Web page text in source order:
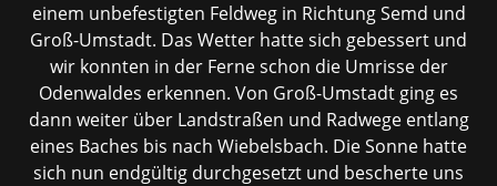
einem unbefestigten Feldweg in Richtung Semd und
Groß-Umstadt. Das Wetter hatte sich gebessert und
wir konnten in der Ferne schon die Umrisse der
Odenwaldes erkennen. Von Groß-Umstadt ging es
dann weiter über Landstraßen und Radwege entlang
eines Baches bis nach Wiebelsbach. Die Sonne hatte
sich nun endgültig durchgesetzt und bescherte uns